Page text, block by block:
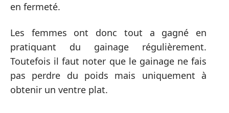
en fermeté.
Les femmes ont donc tout a gagné en
pratiquant du gainage régulièrement.
Toutefois il faut noter que le gainage ne fais
pas perdre du poids mais uniquement à
obtenir un ventre plat.